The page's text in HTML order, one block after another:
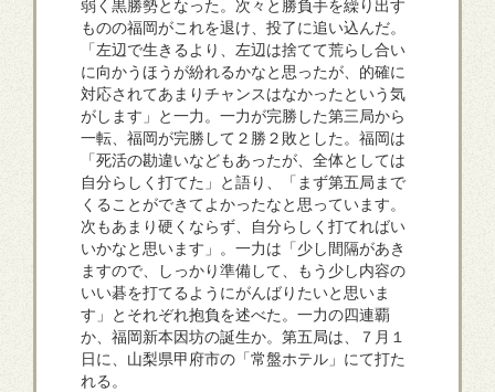
ものの福岡がこれを退け、投了に追い込んだ。
「左辺で生きるより、左辺は捨てて荒らし合い
に向かうほうが紛れるかなと思ったが、的確に
対応されてあまりチャンスはなかったという気
がします」と一力。一力が完勝した第三局から
一転、福岡が完勝して２勝２敗とした。福岡は
「死活の勘違いなどもあったが、全体としては
自分らしく打てた」と語り、「まず第五局まで
くることができてよかったなと思っています。
次もあまり硬くならず、自分らしく打てればい
いかなと思います」。一力は「少し間隔があき
ますので、しっかり準備して、もう少し内容の
いい碁を打てるようにがんばりたいと思いま
す」とそれぞれ抱負を述べた。一力の四連覇
か、福岡新本因坊の誕生か。第五局は、７月１
日に、山梨県甲府市の「常盤ホテル」にて打た
れる。